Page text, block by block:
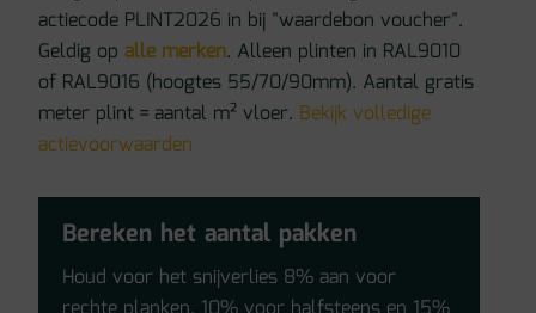
actiecode PLINT2026 in bij "waardebon voucher".
Geldig opalle merken. Alleen plinten in RAL9010
of RAL9016 (hoogtes 55/70/90mm). Aantal gratis
meter plint = aantal m² vloer. Bekijk volledige
actievoorwaarden
Bereken het aantal pakken
Houd voor het snijverlies 8% aan voor